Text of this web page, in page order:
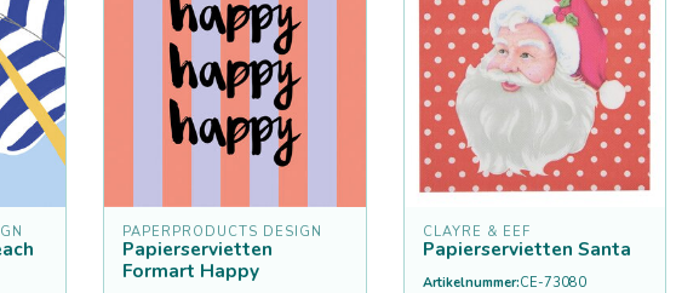
PAPERPRODUCTS DESIGN
Papierservietten
Formart Happy
CLAYRE & EEF
Papierservietten Santa
Artikelnummer:CE-73080